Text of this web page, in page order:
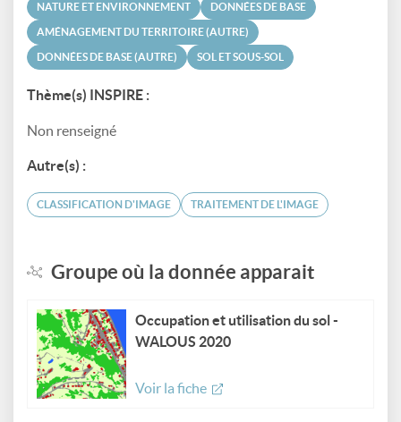
NATURE ET ENVIRONNEMENT DONNÉES DE BASE
AMÉNAGEMENT DU TERRITOIRE (AUTRE)
DONNÉES DE BASE (AUTRE) SOL ET SOUS-SOL
Thème(s) INSPIRE :
Non renseigné
Autre(s) :
CLASSIFICATION D'IMAGE TRAITEMENT DE L'IMAGE
Groupe où la donnée apparait
Occupation et utilisation du sol -
WALOUS 2020
Voir la fiche